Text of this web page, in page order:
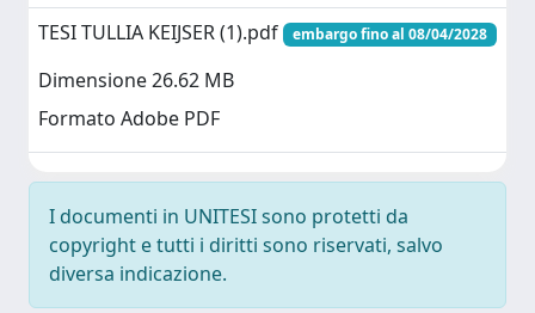
TESI TULLIA KEIJSER (1).pdf
embargo fino al 08/04/2028
Dimensione 26.62 MB
Formato Adobe PDF
I documenti in UNITESI sono protetti da
copyright e tutti i diritti sono riservati, salvo
diversa indicazione.